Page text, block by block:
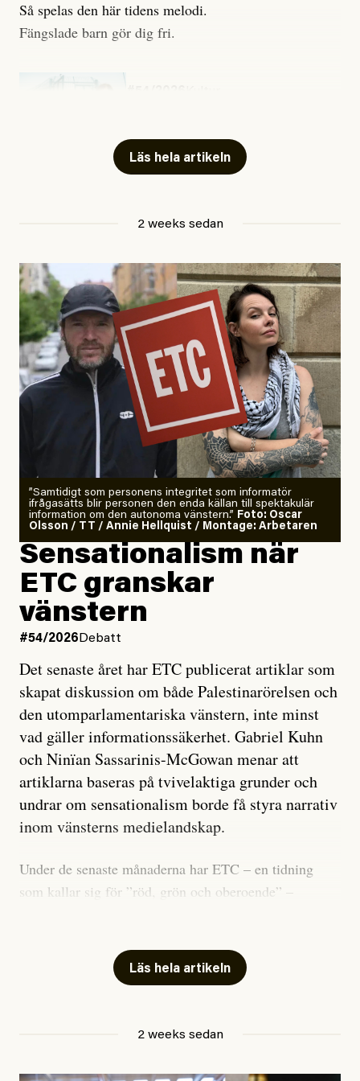
Så spelas den här tidens melodi.
Fängslade barn gör dig fri.
Läs hela artikeln
2 weeks sedan
”Samtidigt som personens integritet som informatör
ifrågasätts blir personen den enda källan till spektakulär
information om den autonoma vänstern.” Foto: Oscar
Olsson / TT / Annie Hellquist / Montage: Arbetaren
Sensationalism när
ETC granskar
vänstern
#54/2026 Debatt
Det senaste året har ETC publicerat artiklar som
skapat diskussion om både Palestinarörelsen och
den utomparlamentariska vänstern, inte minst
vad gäller informationssäkerhet. Gabriel Kuhn
och Ninïan Sassarinis-McGowan menar att
artiklarna baseras på tvivelaktiga grunder och
undrar om sensationalism borde få styra narrativ
inom vänsterns medielandskap.
Under de senaste månaderna har ETC – en tidning
som kallar sig för ”röd, grön och oberoende” –
skriver för? Vad betyder det att vara en ”röd, grön och
oberoende” tidning? Och vad är egentligen bra
Läs hela artikeln
2 weeks sedan